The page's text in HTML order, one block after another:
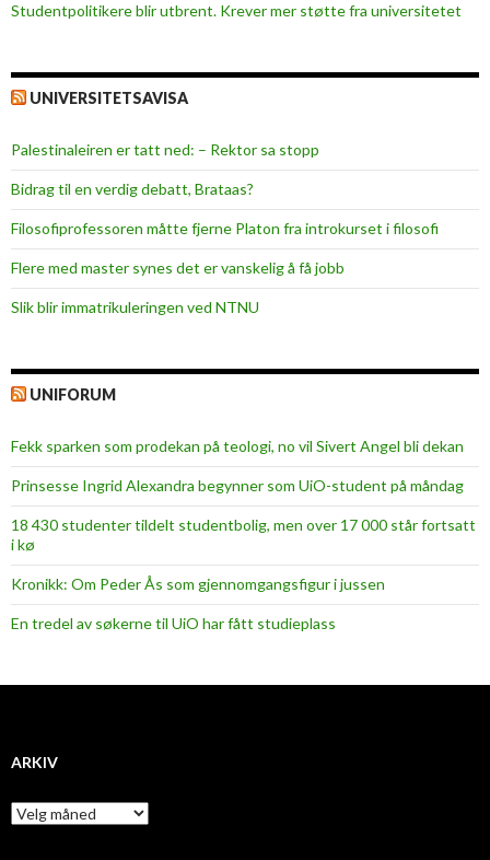
Studentpolitikere blir utbrent. Krever mer støtte fra universitetet
UNIVERSITETSAVISA
Palestinaleiren er tatt ned: – Rektor sa stopp
Bidrag til en verdig debatt, Brataas?
Filosofiprofessoren måtte fjerne Platon fra introkurset i filosofi
Flere med master synes det er vanskelig å få jobb
Slik blir immatrikuleringen ved NTNU
UNIFORUM
Fekk sparken som prodekan på teologi, no vil Sivert Angel bli dekan
Prinsesse Ingrid Alexandra begynner som UiO-student på måndag
18 430 studenter tildelt studentbolig, men over 17 000 står fortsatt
i kø
Kronikk: Om Peder Ås som gjennomgangsfigur i jussen
En tredel av søkerne til UiO har fått studieplass
ARKIV
A
r